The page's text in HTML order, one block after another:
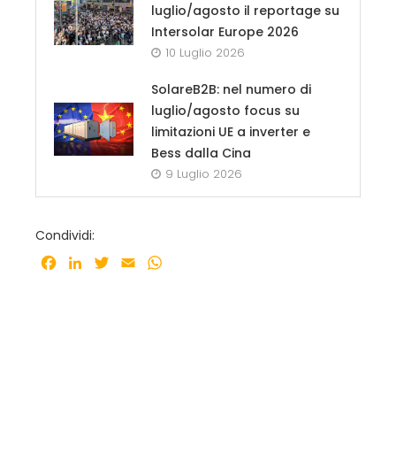
luglio/agosto il reportage su
Intersolar Europe 2026
10 Luglio 2026
SolareB2B: nel numero di
luglio/agosto focus su
limitazioni UE a inverter e
Bess dalla Cina
9 Luglio 2026
Condividi:
Facebook
LinkedInTwitter
Email